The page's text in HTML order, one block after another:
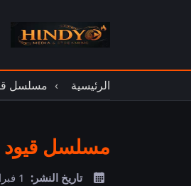
الرئيسية مسلسل
مسلسل قيود
تاريخ النشر: 1 فبراير 2026